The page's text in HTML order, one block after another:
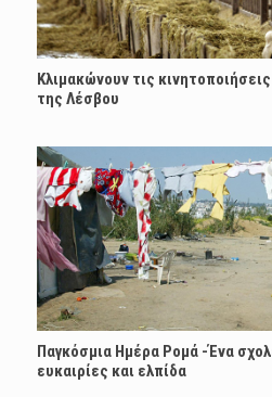
Κλιμακώνουν τις
της Λέσβου
Παγκόσμια Ημέρα Ρομά -Ένα
ευκαιρίες και ελπίδα